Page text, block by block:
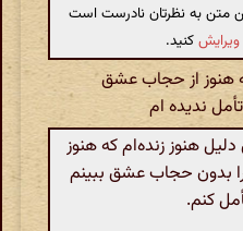
متن به نظرتان نادرست است
ویرایشکنید.
هنوز از حجاب عشق
ندیده ام
هنوز زنده‌ام که هنوز
بدون حجاب عشق ببینم
کنم.